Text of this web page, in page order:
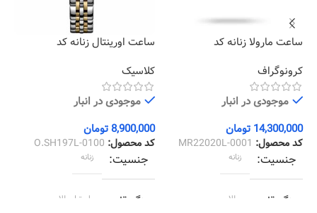
ساعت مارولا زنانه کد
کرونوگراف
موجودی در انبار
14,300,000 تومان
کد محصول: MR22020L-0001
جنسیت زنانه
رنگ قاب طلایی
ساعت اورینتال زنانه کد
کلاسیک
موجودی در انبار
8,900,000تومان
کد محصول: O.SH197L-0100
جنسیت زنانه
رنگ قاب استیل طلایی